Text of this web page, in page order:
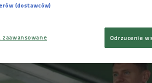
zacznie Euro 2024. Michał
(dostawców)
Odrzucenie